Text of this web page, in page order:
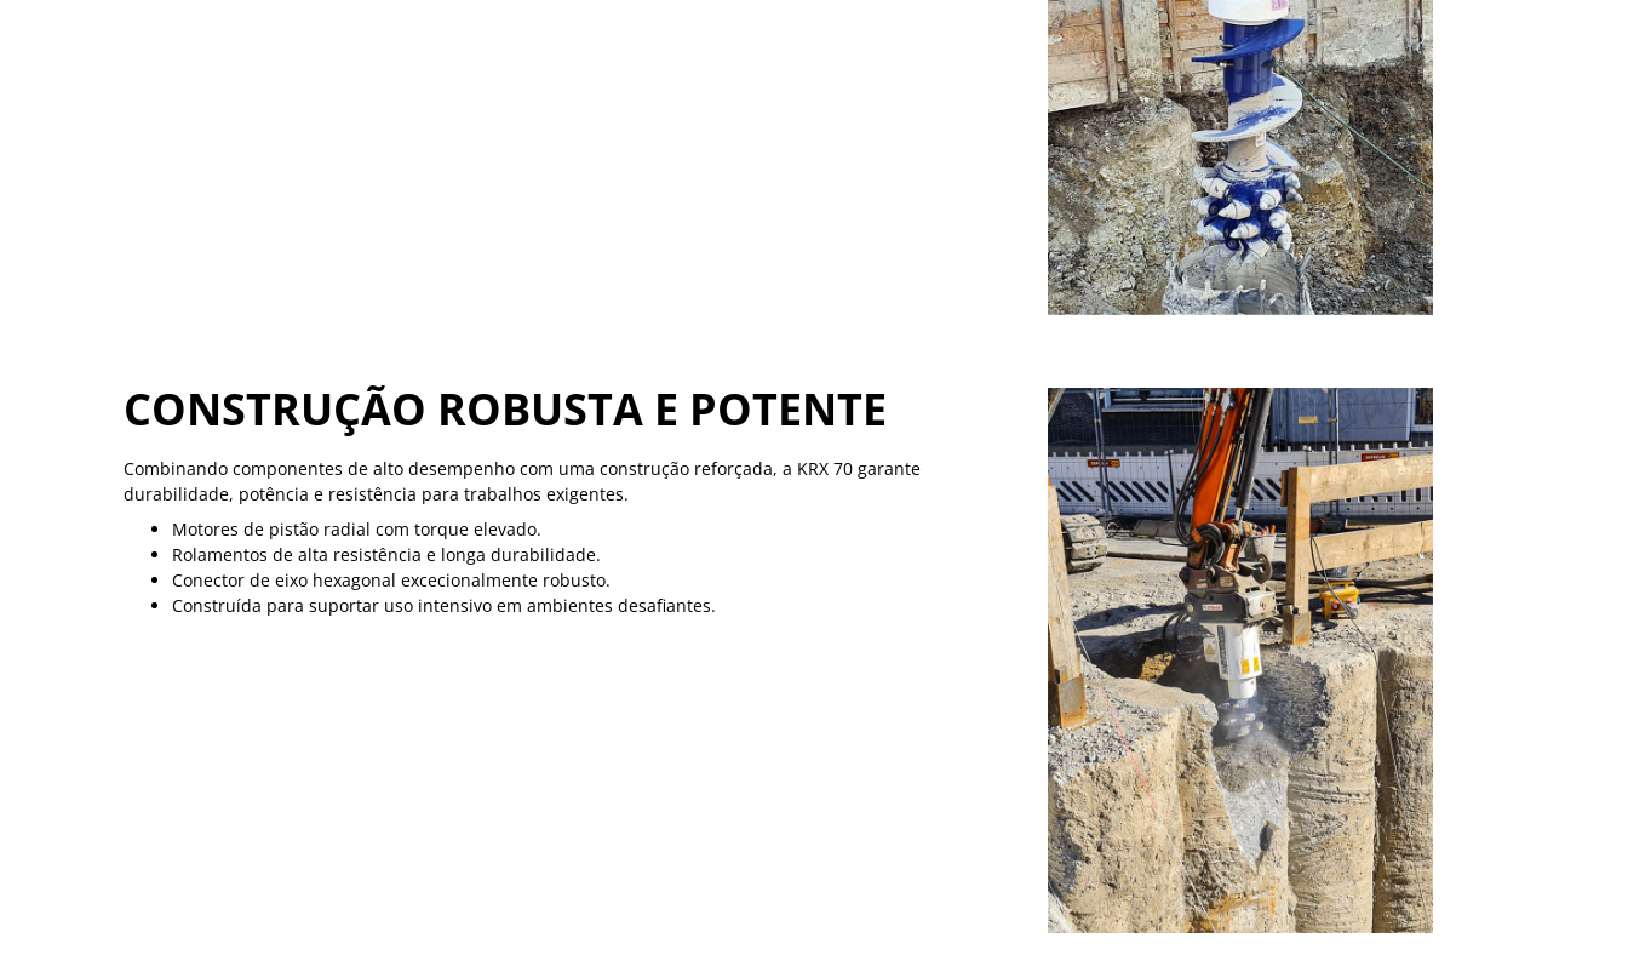
CONSTRUÇÃO ROBUSTA E POTENTE
Combinando componentes de alto desempenho com uma construção reforçada, a KRX 70 garante
durabilidade, potência e resistência para trabalhos exigentes.
Motores de pistão radial com torque elevado.
Rolamentos de alta resistência e longa durabilidade.
Conector de eixo hexagonal excecionalmente robusto.
Construída para suportar uso intensivo em ambientes desafiantes.